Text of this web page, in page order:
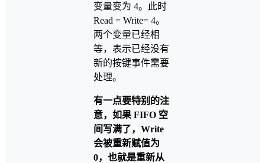
变量变为 4。此时
Read = Write= 4。
两个变量已经相
等，表示已经没有
新的按键事件需要
处理。
有一点要特别的注
意，如果 FIFO 空
间写满了，Write
会被重新赋值为
0，也就是重新从